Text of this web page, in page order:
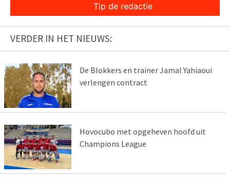
Tip de redactie
VERDER IN HET NIEUWS:
De Blokkers en trainer Jamal Yahiaoui
verlengen contract
Hovocubo met opgeheven hoofd uit
Champions League